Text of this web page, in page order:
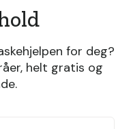
for deg?
helt gratis og